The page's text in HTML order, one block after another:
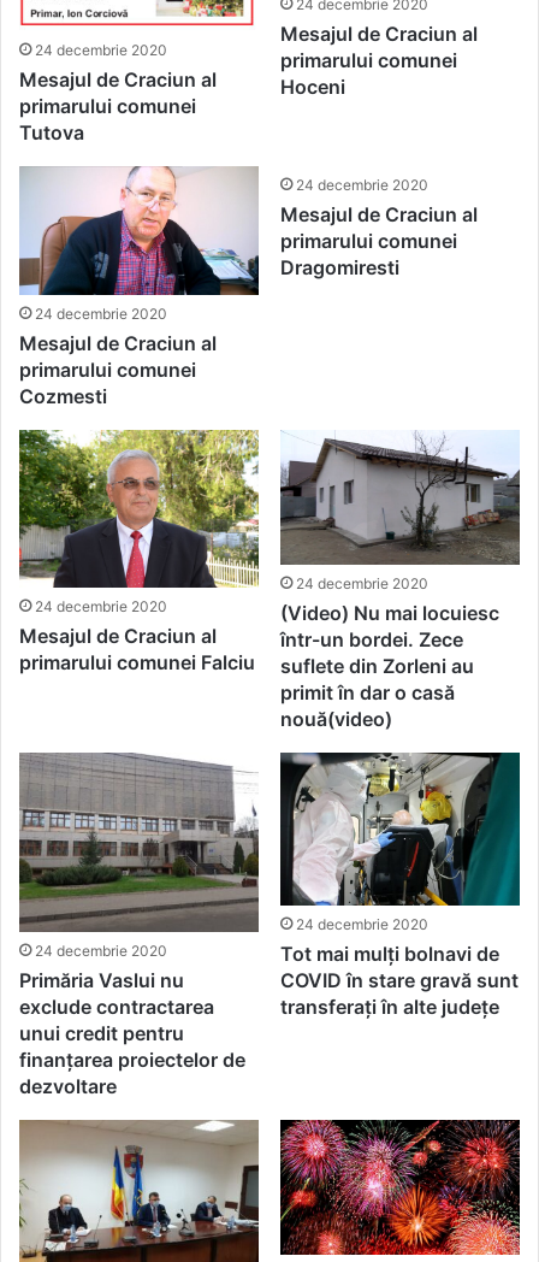
24 decembrie 2020
Mesajul de Craciun al
primarului comunei
Tutova
24 decembrie 2020
Mesajul de Craciun al
primarului comunei
Hoceni
24 decembrie 2020
Mesajul de Craciun al
primarului comunei
Cozmesti
24 decembrie 2020
Mesajul de Craciun al
primarului comunei
Dragomiresti
24 decembrie 2020
Mesajul de Craciun al
primarului comunei Falciu
24 decembrie 2020
(Video) Nu mai locuiesc
într-un bordei. Zece
suflete din Zorleni au
primit în dar o casă
nouă(video)
24 decembrie 2020
Primăria Vaslui nu
exclude contractarea
unui credit pentru
finanțarea proiectelor de
dezvoltare
24 decembrie 2020
Tot mai mulți bolnavi de
COVID în stare gravă sunt
transferați în alte județe